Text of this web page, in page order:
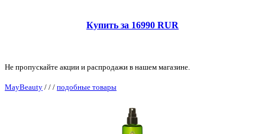
Купить за 16990 RUR
Не пропускайте акции и распродажи в нашем магазине.
MayBeauty / / / подобные товары